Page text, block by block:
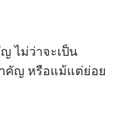
ไม่ว่าจะเป็น
คัญ หรือแม้แต่ย่อย